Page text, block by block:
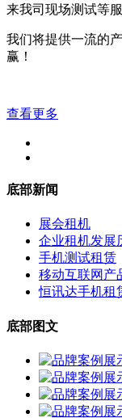
来我司现场测试等服
我们将提供一流的
赢！
查看更多
底部新闻
展会租机
企业租机发展
手机测试租赁
移动互联网产
恒讯达手机租
底部图文